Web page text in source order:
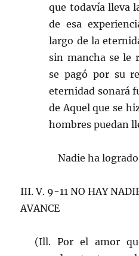
que todavía lleva
de esa
largo de la
sin mancha se le
se pagó por su
eternidad sonará
de Aquel que se
hombres puedan
Nadie ha
III. V. 9-11 NO HAY
AVANCE
(Ill. Por el amor